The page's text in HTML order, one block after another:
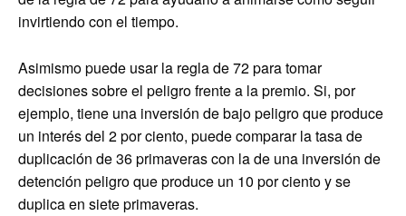
invirtiendo con el tiempo.
Asimismo puede usar la regla de 72 para tomar
decisiones sobre el peligro frente a la premio. Si, por
ejemplo, tiene una inversión de bajo peligro que produce
un interés del 2 por ciento, puede comparar la tasa de
duplicación de 36 primaveras con la de una inversión de
detención peligro que produce un 10 por ciento y se
duplica en siete primaveras.